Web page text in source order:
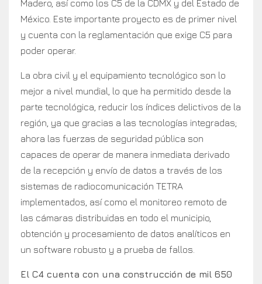
Madero, así como los C5 de la CDMX y del Estado de
México. Este importante proyecto es de primer nivel
y cuenta con la reglamentación que exige C5 para
poder operar.
La obra civil y el equipamiento tecnológico son lo
mejor a nivel mundial, lo que ha permitido desde la
parte tecnológica, reducir los índices delictivos de la
región, ya que gracias a las tecnologías integradas;
ahora las fuerzas de seguridad pública son
capaces de operar de manera inmediata derivado
de la recepción y envío de datos a través de los
sistemas de radiocomunicación TETRA
implementados, así como el monitoreo remoto de
las cámaras distribuidas en todo el municipio,
obtención y procesamiento de datos analíticos en
un software robusto y a prueba de fallos.
El C4 cuenta con una construcción de mil 650